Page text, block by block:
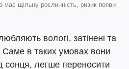
має щільну рослинність, ризик появи
вологі, затінені та
Саме в таких умовах вони
сонця, легше переносити